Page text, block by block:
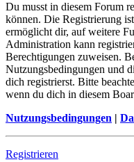
Du musst in diesem Forum
können. Die Registrierung
ermöglicht dir, auf weitere
Administration kann
Berechtigungen zuweisen.
Nutzungsbedingungen und
dich registrierst. Bitte
wenn du dich in diesem
Nutzungsbedingungen |
Registrieren